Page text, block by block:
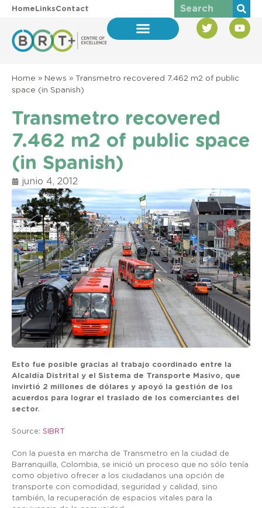
HomeLinksContact
Home » News » Transmetro recovered 7.462 m2 of public
space (in Spanish)
Transmetro recovered
7.462 m2 of public space
(in Spanish)
junio 4, 2012
Esto fue posible gracias al trabajo coordinado entre la
Alcaldía Distrital y el Sistema de Transporte Masivo, que
invirtió 2 millones de dólares y apoyó la gestión de los
acuerdos para lograr el traslado de los comerciantes del
sector.
Source: SIBRT
Con la puesta en marcha de Transmetro en la ciudad de
Barranquilla, Colombia, se inició un proceso que no sólo tenía
como objetivo ofrecer a los ciudadanos una opción de
transporte con comodidad, seguridad y calidad, sino
también, la recuperación de espacios vitales para la